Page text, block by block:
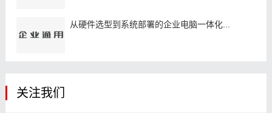
从硬件选型到系统部署的企业电脑一体化...
关注我们